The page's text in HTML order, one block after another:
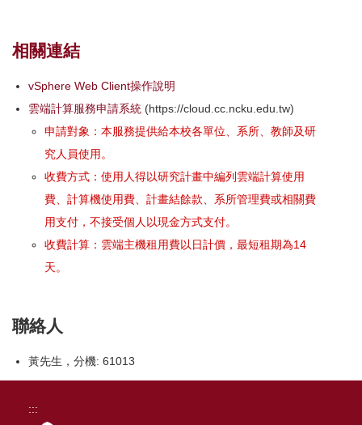
相關連結
vSphere Web Client操作說明
雲端計算服務申請系統 (https://cloud.cc.ncku.edu.tw)
申請對象：本服務提供給本校各單位、系所、教師及研
究人員使用。
收費方式：使用人得以研究計畫中編列雲端計算使用
費、計算機使用費、計畫結餘款、系所管理費或相關費
用支付，不接受個人以現金方式支付。
收費計算：雲端主機租用費以日計價，最短租期為14
天。
聯絡人
黃先生，分機: 61013
:::